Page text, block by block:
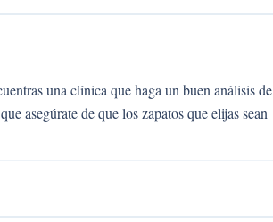
una clínica que haga un buen análisis de
asegúrate de que los zapatos que elijas sean